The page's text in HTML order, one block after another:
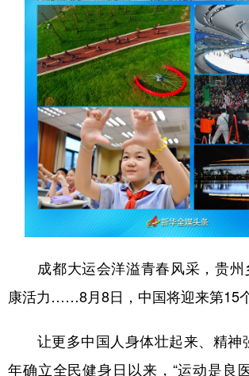
文化产业
地方频道
北京 天津 河北
辽宁 吉林 上海
浙江 安徽 福建
山东 河南 湖北
四川 贵州 云南
甘肃 青海
新疆 内蒙古 黑龙江
成都大运会洋溢青春风采，贵州
康活力……8月8日，中国将迎来第15
让更多中国人身体壮起来、精神
年确立全民健身日以来，“运动是良